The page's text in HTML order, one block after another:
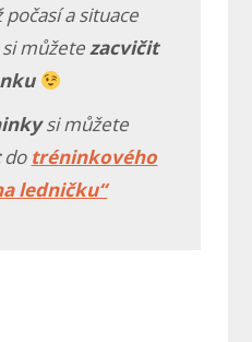
počasí a situace
si můžetezacvičit
si můžete
do tréninkového
ledničku“